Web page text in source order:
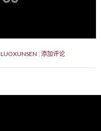
LUOXUNSEN 添加评论